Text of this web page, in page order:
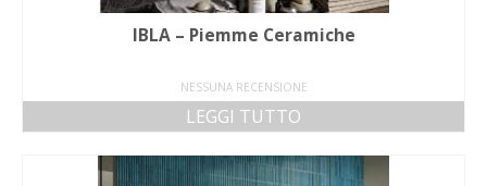
IBLA – Piemme Ceramiche
NESSUNA RECENSIONE
LEGGI TUTTO